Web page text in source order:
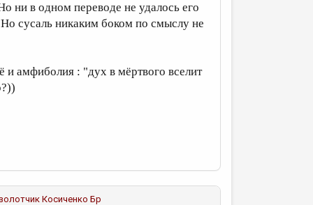
ни в одном переводе не удалось его
сусаль никаким боком по смыслу не
и амфиболия : "дух в мёртвого вселит
Косиченко Бр